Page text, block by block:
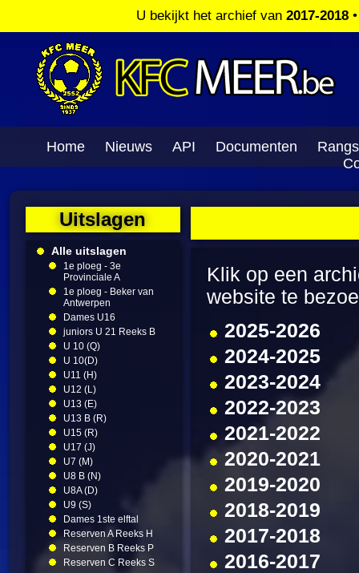
U bekijkt het archief van 2017-2018
Home Nieuws API Documenten
Uitslagen
Alle uitslagen
1e ploeg - 3e
Provinciale A
1e ploeg - Beker van
Antwerpen
Dames U16
juniors U 21 Reeks B
U 10 (Q)
U 10(D)
U11 (H)
U12 (L)
U13 (E)
U13 B (R)
U15 (R)
U17 (J)
U7 (M)
U8 B (N)
U8A (D)
U9 (S)
Dames 1ste elftal
Reserven A Reeks H
Reserven B Reeks P
Reserven C Reeks S
Klik op een
website te
2025-2026
2024-2025
2023-2024
2022-2023
2021-2022
2020-2021
2019-2020
2018-2019
2017-2018
2016-2017